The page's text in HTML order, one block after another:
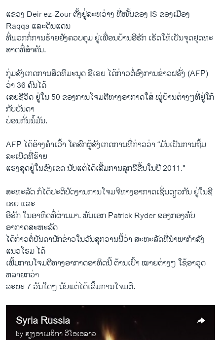
​ແຂວງ Deir ez-Zour ຕັ້ງ​ຢູ່່​ລ​ະ​ຫວ່າງ ທີ່​ໜັ້ນຂອງ IS ຂອງ​ເມືອງ
Raqqa ​ແລະ​ດິນ​ແດນ
​ທີ່​ພວກກໍ່​ການ​ຮ້າຍ​ຍັງ​ຄວບ​ຄຸມ ຢູ່​ເພື່ອນ​ບ້ານ​ອີຣັກ ເຮັດ​ໃຫ້​ເປັນ​ຈຸດ​ຢຸດ​ທະ​
ສາດ​ທີ່​ສຳຄັນ.
ກຸ່ມ​ສັງ​ເກດ​ການ​ສິດທິ​ມະນຸດ ຊີ​ເຣຍ ​ໄດ້​ກ່າວ​ຕໍ່​ອົງການ​ຂ່າວຝຣັ່ງ (AFP)
ວ່າ 36 ຄົນ​ໄດ້​
ເສຍ​ຊີວິດ ຢູ່ໃນ​ 50 ຂອງການ​ໂຈມ​ຕີທາງ​ອາ​ກາດ​ໃສ່ ໝູ່​ບ້ານ​ຕ່າງໆ​ທີ່ຢູ່​ໃກ້​
ກັບບັນ​ດາ
ບ່ອນ​ກັ່ນ​ນໍ້ມັນ.
AFP ​ໄດ້​ອ້າງ​ຄຳ​ເວົ້າ ​ໂຄສົກ​ຜູ້​ສັງ​ເກດ​ການ​ທີ່​ກ່າວ​ວ່າ “​ມັນ​ເປັນ​ການ​ຖິ້ມ​
ລະ​ເບີດ​ທີ່​ຮ້າຍ​
ແຮງ​ສຸດຢູ່​ໃນ​ຂົງ​ເຂດ ນັບ​ແຕ່​ໄດ້​ເລີ້ມ​ການ​ລຸກ​ຮື​ຂື້ນໃນ​ປີ 2011."
ສະຫະລັດ ກໍ​ໄດ້​ປະ​ຕິ​ບັດ​ງາ​ນການ​ໂຈ​ມຈີ​ທາງ​ອາກາດ​ເຊັ່ນ​ດຽວ​ກັນ​ ຢູ່ໃນ​ຊີ​
ເຣຍ ​ແລະ
​ອີຣັກ ​ໃນ​ອາທິດ​ທີ່​ຜ່ານ​ມາ. ພັນ​ເອກ Patrick Ryder ​ຂອງ​ກອງທັບ​
ອາກາດ​ສະຫະລັດ
​ໄດ້​ກ່າວ​ຕໍ່​ບັນດາ​ນັກ​ຂ່າວ​ໃນ​ວັນ​ສຸກ​ວານ​ນີ້​ວ່າ ສະຫະລັດ​ທີ່​ນຳພາ​ກຳລັງ
ແນວ​ໂຮມ ​ໄດ້
​ເພີ້​ມການ​ໂຈມ​ຕີ​ທາງ​ອາກາດ​ອາທິດ​ນີ້ ຕ້ານ​ເປົ້າ​ ໝາຍ​ຕ່າງໆ​ ​ໃຊ້​ອາວຸດ​
ຫລາຍ​ກວ່າ
ລະຍະ 7 ວັນ​ໃດໆ ນັບ​ແຕ່​ໄດ້​ເລີ້ມ​ການ​ໂຈມ​ຕີ.
Syria Russia
by ສຽງອາເມຣິກາ ວີໂອເອລາວ